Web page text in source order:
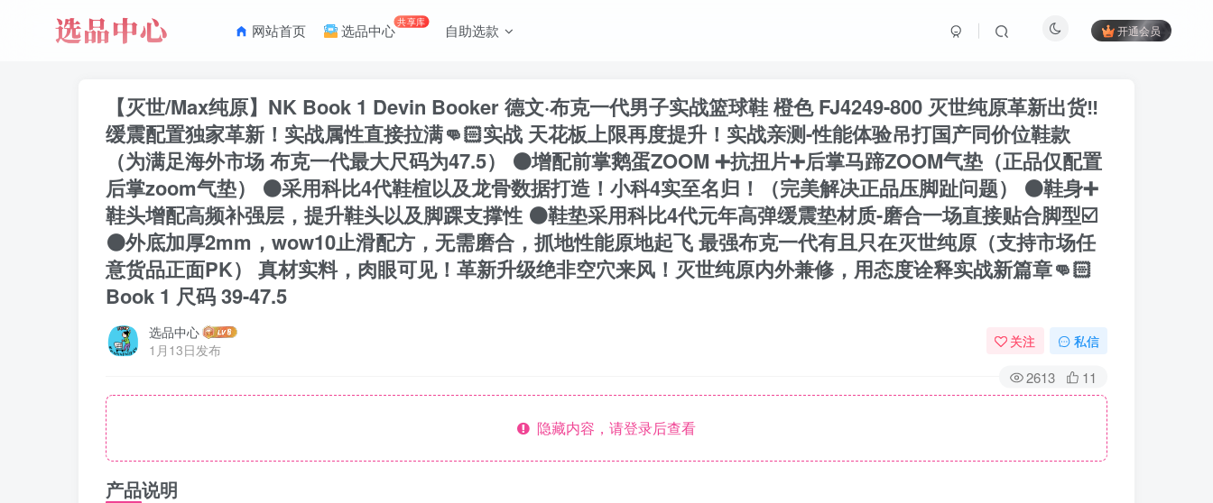
网站首页 选品中心共享库 自助选款 开通会员
【灭世/Max纯原】NK Book 1 Devin Booker 德文·布克一代男子实战篮球鞋 橙色 FJ4249-800 灭世纯原革新出货‼️
缓震配置独家革新！实战属性直接拉满👊🏻实战 天花板上限再度提升！实战亲测-性能体验吊打国产同价位鞋款
（为满足海外市场 布克一代最大尺码为47.5） ⚫️增配前掌鹅蛋ZOOM ➕抗扭片➕后掌马蹄ZOOM气垫（正品仅配置
后掌zoom气垫） ⚫️采用科比4代鞋楦以及龙骨数据打造！小科4实至名归！（完美解决正品压脚趾问题） ⚫️鞋身➕
鞋头增配高频补强层，提升鞋头以及脚踝支撑性 ⚫️鞋垫采用科比4代元年高弹缓震垫材质-磨合一场直接贴合脚型☑️
⚫️外底加厚2mm，wow10止滑配方，无需磨合，抓地性能原地起飞 最强布克一代有且只在灭世纯原（支持市场任
意货品正面PK） 真材实料，肉眼可见！革新升级绝非空穴来风！灭世纯原内外兼修，用态度诠释实战新篇章👊🏻
Book 1 尺码 39-47.5
选品中心
1月13日发布
关注 私信
2613 11
隐藏内容，请登录后查看
产品说明